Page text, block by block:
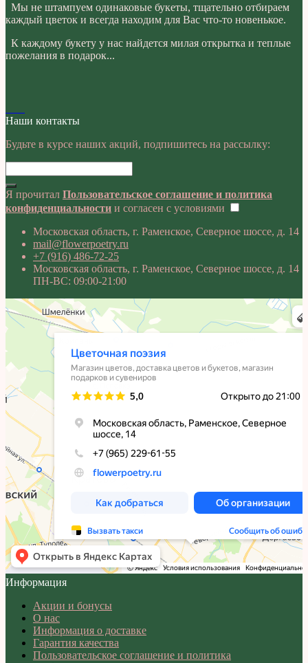
Мы не штампуем одинаковые букеты, тщательно отбираем
каждый цветок и всегда находим для Вас что-то новенькое.
К каждому букету у нас найдется милая открытка и теплые
пожелания в подарок...
Наши контакты
Будьте в курсе наших акций, подпишитесь на рассылку:
Я прочитал Пользовательское соглашение и политика
конфиденциальности и согласен с условиями
Московская область, г. Раменское, Северное шоссе, д. 14
mail@flowerpoetry.ru
+7 (916) 486-72-25
Московская область, г. Раменское, Северное шоссе, д. 14
ПН-ВС: 09:00-21:00
Информация
Акции и бонусы
О нас
Информация о доставке
Гарантия качества
Пользовательское соглашение и политика